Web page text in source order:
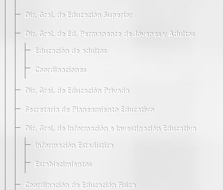
Dir. Gral. de Educación Superior
Dir. Gral. de Ed. Permanente de Jóvenes y Adultos
Educación de adultos
Coordinaciones
Dir. Gral. de Educación Privada
Secretaría de Planeamiento Educativo
Dir. Gral. de Información e Investigación Educativa
Información Estadística
Establecimientos
Coordinación de Educación Física